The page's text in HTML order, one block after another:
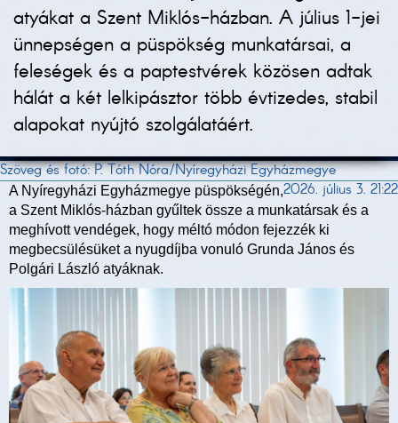
atyákat a Szent Miklós-házban. A július 1-jei
ünnepségen a püspökség munkatársai, a
feleségek és a paptestvérek közösen adtak
hálát a két lelkipásztor több évtizedes, stabil
alapokat nyújtó szolgálatáért.
Szöveg és fotó: P. Tóth Nóra/Nyíregyházi Egyházmegye
2026. július 3. 21:22
A Nyíregyházi Egyházmegye püspökségén,
a Szent Miklós-házban gyűltek össze a munkatársak és a
meghívott vendégek, hogy méltó módon fejezzék ki
megbecsülésüket a nyugdíjba vonuló Grunda János és
Polgári László atyáknak.